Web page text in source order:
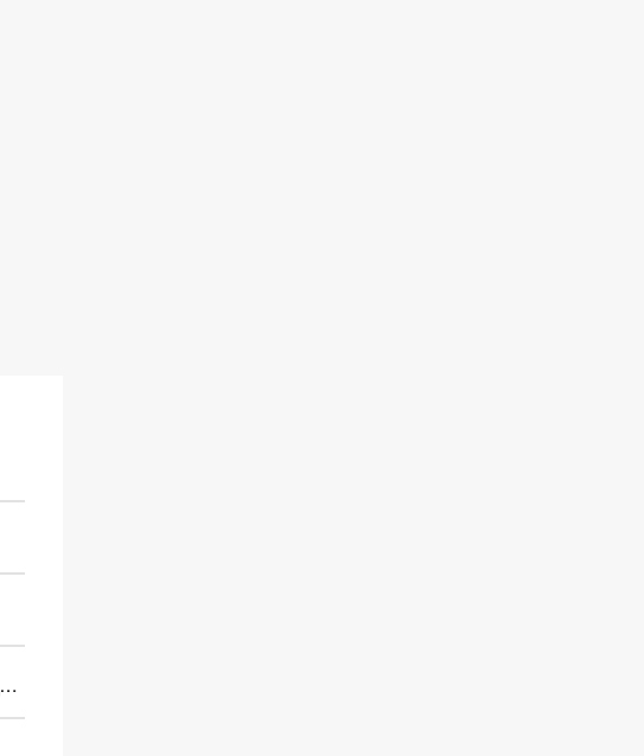
В ТОТ ДЕНЬ ВСЁ ШЛО НЕ ПО ПЛАНУ: КАК ИСЧЕЗ ГЕРОЙ РОССИИ АЛЕКСЕЙ АСЫЛХАНОВ. ПОСЛЕДНИЕ НОВОСТИ ПОИСКОВ